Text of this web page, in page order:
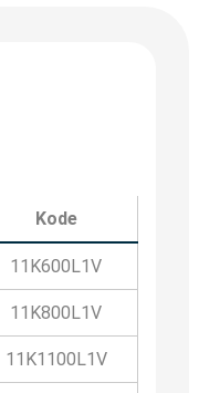
Kode
11K600L1V
11K800L1V
11K1100L1V